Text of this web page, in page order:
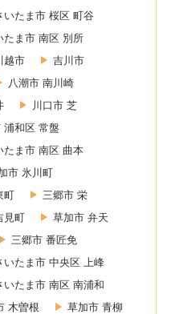
いたま市 桜区 町谷
たま市 南区 別所
越市
吉川市
八潮市 南川崎
川口市 芝
浦和区 常盤
たま市 南区 曲本
市 氷川町
町
三郷市 栄
見町
草加市 弁天
三郷市 番匠免
いたま市 中央区 上峰
いたま市 南区 南浦和
木曽根
草加市 青柳